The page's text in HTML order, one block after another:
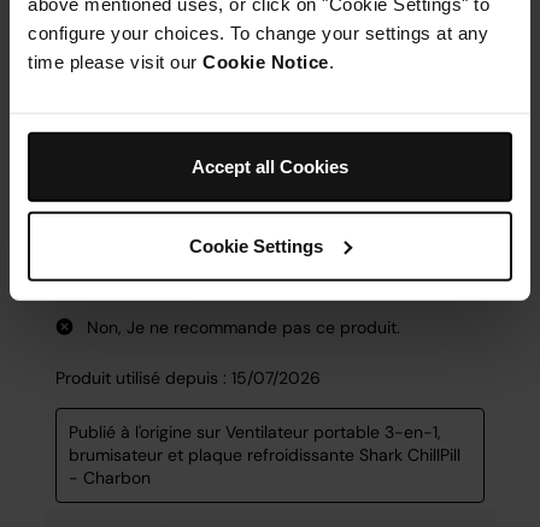
configure your choices. To change your settings at any
time please visit our Cookie Notice.
Accept all Cookies
Cookie Settings